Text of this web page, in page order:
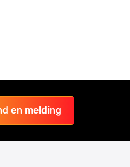
en melding